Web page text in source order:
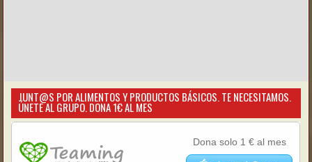
JUNT@S POR ALIMENTOS Y PRODUCTOS BÁSICOS. TE NECESITAMOS.
ÚNETE AL GRUPO. DONA 1€ AL MES